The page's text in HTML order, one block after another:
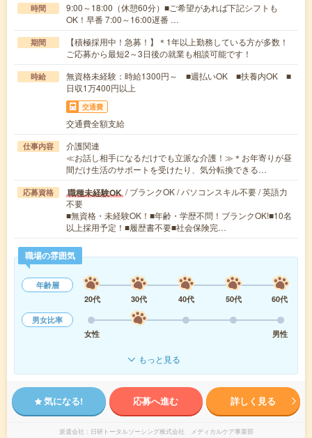
時間
9:00～18:00（休憩60分）■ご希望があれば下記シフトも
OK！早番 7:00～16:00遅番 …
期間
【積極採用中！急募！】＊1年以上勤務している方が多数！
ご応募から最短2～3日後の就業も相談可能です！
時給
無資格未経験：時給1300円～ ■週払いOK ■扶養内OK ■
日収1万400円以上
交通費
交通費全額支給
仕事内容
介護関連
≪お話し相手になるだけでも立派な介護！≫＊お年寄りが昼
間だけ生活のサポートを受けたり、気分転換できる…
応募資格 職種未経験OK / ブランクOK / パソコンスキル不要 / 英語力
不要
■無資格・未経験OK！■年齢・学歴不問！ブランクOK!■10名
以上採用予定！■履歴書不要■社会保険完…
職場の雰囲気
年齢層
20代
30代 40代 50代
60代
男女比率
女性
男性
もっと見る
気になる! 応募へ進む 詳しく見る
派遣会社 日研トータルソーシング株式会社 メディカルケア事業部